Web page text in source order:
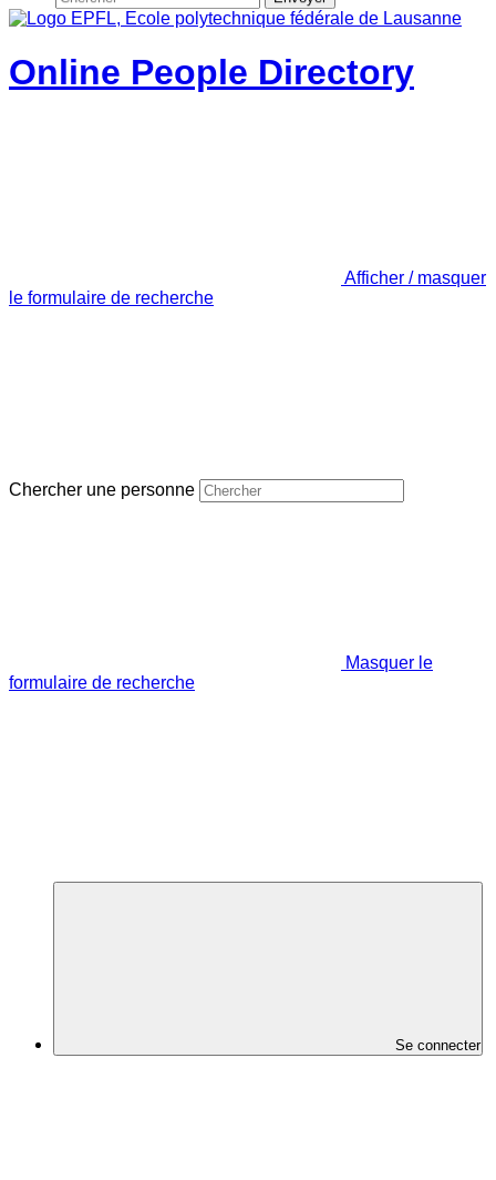
Online People Directory
Afficher / masquer
le formulaire de recherche
Chercher une personne
Masquer le
formulaire de recherche
Se connecter